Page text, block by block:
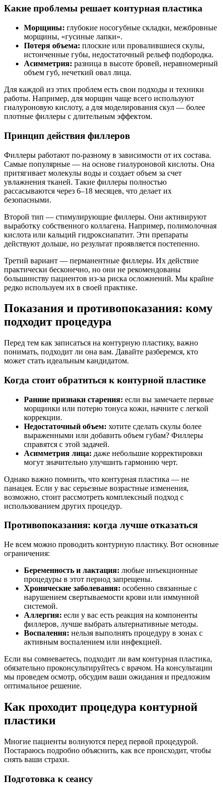
Какие проблемы решает контурная пластика
Морщины: глубокие носогубные складки, межбровные
морщины, «гусиные лапки».
Потеря объема: плоские или провалившиеся скулы,
истонченные губы, недостаточный рельеф подбородка.
Асимметрия: разница в высоте бровей, неравномерный
объем губ, нечеткий овал лица.
Для каждой из этих проблем есть свои подходы и техники
работы. Например, для морщин чаще всего используют
гиалуроновую кислоту, а для моделирования скул — более
плотные филлеры с длительным эффектом.
Принцип действия филлеров
Филлеры работают по-разному в зависимости от их состава.
Самые популярные — на основе гиалуроновой кислоты. Она
притягивает молекулы воды и создает объем за счет
увлажнения тканей. Такие филлеры полностью
рассасываются через 6–18 месяцев, что делает их
безопасными.
Второй тип — стимулирующие филлеры. Они активируют
выработку собственного коллагена. Например, полимолочная
кислота или кальций гидроксиапатит. Эти препараты
действуют дольше, но результат проявляется постепенно.
Третий вариант — перманентные филлеры. Их действие
практически бесконечно, но они не рекомендованы
большинству пациентов из-за риска осложнений. Мы крайне
редко используем их в своей практике.
Показания и противопоказания: кому
подходит процедура
Перед тем как записаться на контурную пластику, важно
понимать, подходит ли она вам. Давайте разберемся, кто
может стать идеальным кандидатом.
Когда стоит обратиться к контурной пластике
Ранние признаки старения: если вы замечаете первые
морщинки или потерю тонуса кожи, начните с легкой
коррекции.
Недостаточный объем: хотите сделать скулы более
выраженными или добавить объем губам? Филлеры
справятся с этой задачей.
Асимметрия лица: даже небольшие корректировки
могут значительно улучшить гармонию черт.
Однако важно помнить, что контурная пластика — не
панацея. Если у вас серьезные возрастные изменения,
возможно, стоит рассмотреть комплексный подход с
использованием других процедур.
Противопоказания: когда лучше отказаться
Не всем можно проводить контурную пластику. Вот основные
ограничения:
Беременность и лактация: любые инъекционные
процедуры в этот период запрещены.
Хронические заболевания: особенно связанные с
нарушением свертываемости крови или иммунной
системой.
Аллергия: если у вас есть реакция на компоненты
филлеров, лучше выбрать альтернативные методы.
Воспаления: нельзя выполнять процедуру в зонах с
активным воспалением или инфекцией.
Если вы сомневаетесь, подходит ли вам контурная пластика,
обязательно проконсультируйтесь с врачом. На консультации
мы проведем осмотр, обсудим ваши ожидания и предложим
оптимальное решение.
Как проходит процедура контурной
пластики
Многие пациенты волнуются перед первой процедурой.
Постараюсь подробно объяснить, как все происходит, чтобы
снять ваши страхи.
Подготовка к сеансу